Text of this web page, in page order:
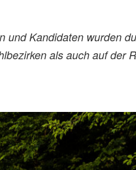
und Kandidaten wurden
als auch auf der